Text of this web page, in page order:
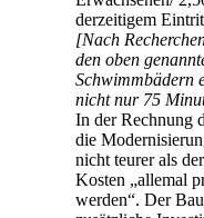
derzeitigem
[Nach
den oben
Schwimmbädern
nicht nur 75
In der Rechnung
die
nicht teurer als
Kosten „allemal
werden“. Der